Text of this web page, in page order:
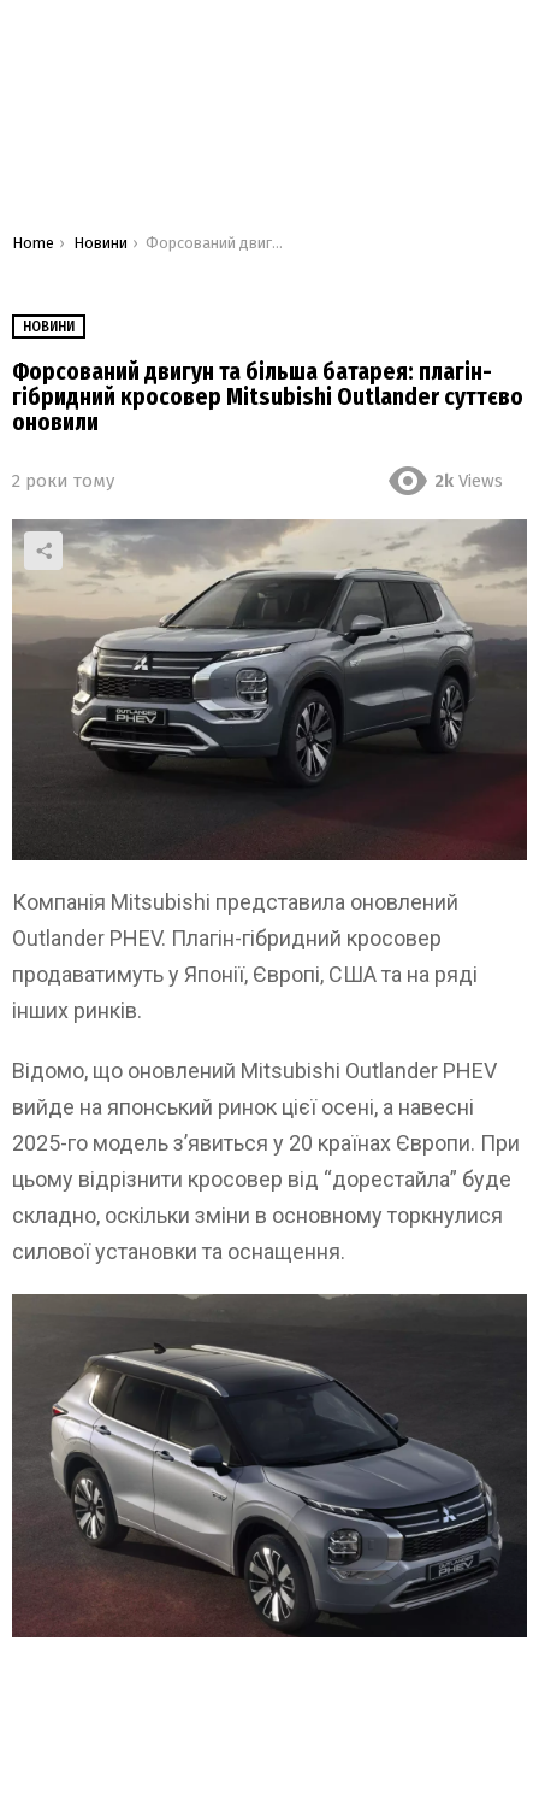
You are here:
Home Новини Форсований двигун та більша батарея: плагін-гібридний кросовер Mitsubishi Outlander суттєво оновили
НОВИНИ
Форсований двигун та більша батарея: плагін-
гібридний кросовер Mitsubishi Outlander суттєво
оновили
2 роки тому 2k Views
Компанія Mitsubishi представила оновлений
Outlander PHEV. Плагін-гібридний кросовер
продаватимуть у Японії, Європі, США та на ряді
інших ринків.
Відомо, що оновлений Mitsubishi Outlander PHEV
вийде на японський ринок цієї осені, а навесні
2025-го модель з’явиться у 20 країнах Європи. При
цьому відрізнити кросовер від “дорестайла” буде
складно, оскільки зміни в основному торкнулися
силової установки та оснащення.